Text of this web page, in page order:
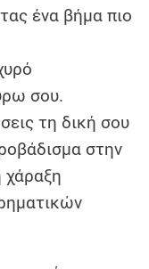
ένα βήμα πιο
σου.
τη δική σου
στην